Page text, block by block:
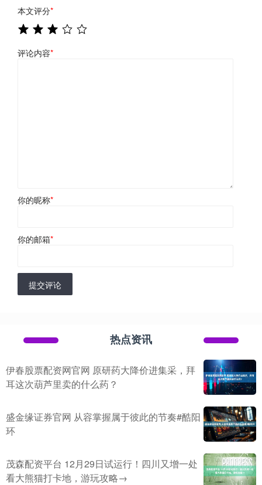
本文评分*
评论内容*
你的昵称*
你的邮箱*
提交评论
热点资讯
伊春股票配资网官网 原研药大降价进集采，拜
耳这次葫芦里卖的什么药？
盛金缘证券官网 从容掌握属于彼此的节奏#酷阳
环
茂森配资平台 12月29日试运行！四川又增一处
看大熊猫打卡地，游玩攻略→